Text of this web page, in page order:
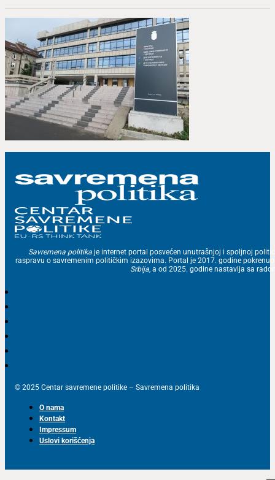
Savremena politika je internet portal posvećen unutrašnjoj i spoljnoj
raspravu o savremenim političkim izazovima. Portal je 2017. godine
Srbija, a od 2025. godine nastavlja sa
© 2025 Centar savremene politike – Savremena politika
O nama
Kontakt
Impressum
Uslovi korišćenja